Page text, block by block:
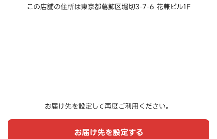
この店舗の住所は東京都葛飾区堀切3-7-6 花兼ビル1F
お届け先を設定して再度ご利用ください。
お届け先を設定する